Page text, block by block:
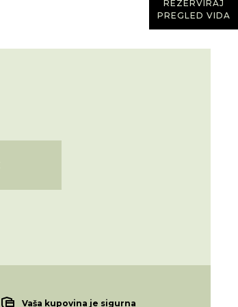
REZERVIRAJ
PREGLED VIDA
Vaša kupovina je sigurna